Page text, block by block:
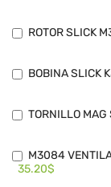
ROTOR SLICK
BOBINA SLICK
TORNILLO
M3084
35.20$